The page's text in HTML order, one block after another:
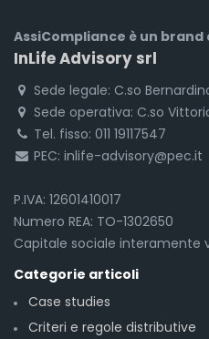
AssiCompliance è un brand
InLife Advisory srl
Sede legale: C.so
Sede operativa: C.so
Tel. fisso: 011 19117547
PEC: inlife-advisory@pec.it
P.IVA: 12601410017
Numero REA: TO-1302650
Capitale sociale interamente
Categorie articoli
Case studies
Criteri e regole distributive